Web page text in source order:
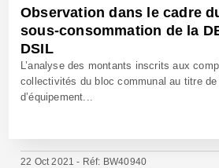
Observation dans le cadre
sous-consommation de la
DSIL
L’analyse des montants inscrits aux
collectivités du bloc communal au titre
d’équipement...
22 Oct 2021 - Réf: BW40940